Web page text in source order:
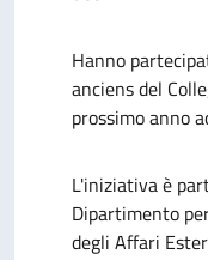
Hanno
anciens del
prossimo anno
L'iniziativa è
Dipartimento
degli Affari